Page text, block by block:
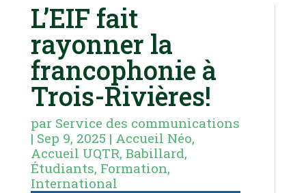
L’EIF fait
rayonner la
francophonie à
Trois-Rivières!
par Service des communications
| Sep 9, 2025 | Accueil Néo,
Accueil UQTR, Babillard,
Étudiants, Formation,
International